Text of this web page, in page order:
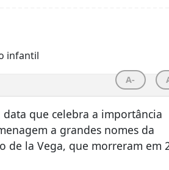
A-
que celebra a importância
a grandes nomes da
de la Vega, que morreram em